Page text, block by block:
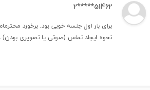
51462*****2
برای بار اول جلسه خوبی بود. برخورد
نحوه ایجاد تماس (صوتی یا تصویری بودن)